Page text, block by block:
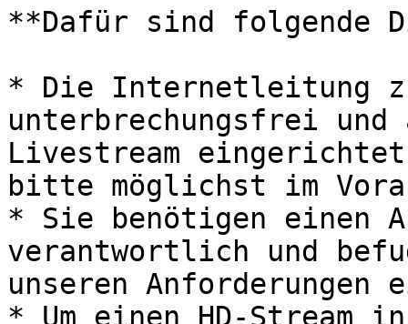
**Dafür sind folgende
* Die Internetleitung
unterbrechungsfrei
Livestream
bitte möglichst im
* Sie benötigen einen
verantwortlich und
unseren
* Um einen HD-Stream